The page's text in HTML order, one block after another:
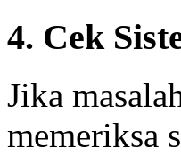
4. Cek
Jika
memeriksa